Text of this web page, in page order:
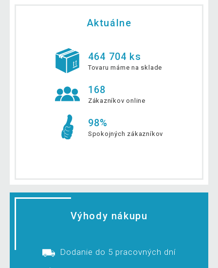
Aktuálne
464 704 ks
Tovaru máme na sklade
168
Zákazníkov online
98%
Spokojných zákazníkov
Výhody nákupu
Dodanie do 5 pracovných dní